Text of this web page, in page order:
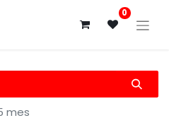
0
mes